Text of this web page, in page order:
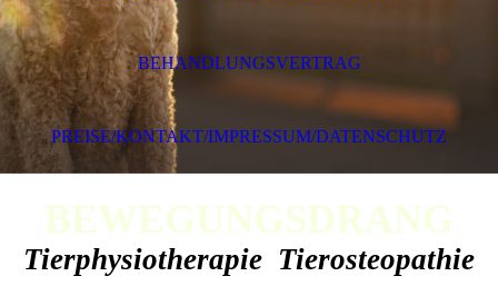
BEWEGUNGSDRANG
Tierphysiotherapie Tierosteopathie
BEHANDLUNGSVERTRAG
PREISE/KONTAKT/IMPRESSUM/DATENSCHUTZ